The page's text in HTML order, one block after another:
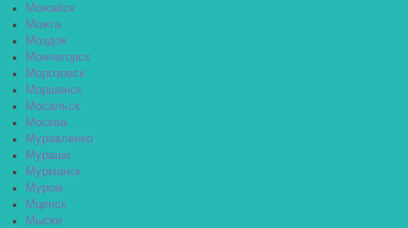
Можайск
Можга
Моздок
Мончегорск
Морозовск
Моршанск
Мосальск
Москва
Муравленко
Мураши
Мурманск
Муром
Мценск
Мыски